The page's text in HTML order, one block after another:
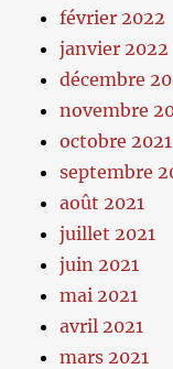
février 2022
janvier 2022
décembre
novembre
octobre 2021
septembre
août 2021
juillet 2021
juin 2021
mai 2021
avril 2021
mars 2021